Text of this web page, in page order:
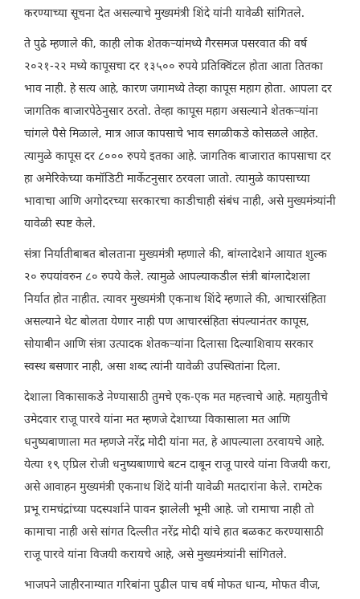
करण्याच्या सूचना देत असल्याचे मुख्यमंत्री शिंदे यांनी यावेळी सांगितले.
ते पुढे म्हणाले की, काही लोक शेतकऱ्यांमध्ये गैरसमज पसरवात की वर्ष
२०२१-२२ मध्ये कापूसचा दर १३५०० रुपये प्रतिक्विंटल होता आता तितका
भाव नाही. हे सत्य आहे, कारण जगामध्ये तेव्हा कापूस महाग होता. आपला दर
जागतिक बाजारपेठेनुसार ठरतो. तेव्हा कापूस महाग असल्याने शेतकऱ्यांना
चांगले पैसे मिळाले, मात्र आज कापसाचे भाव सगळीकडे कोसळले आहेत.
त्यामुळे कापूस दर ८००० रुपये इतका आहे. जागतिक बाजारात कापसाचा दर
हा अमेरिकेच्या कमॉडिटी मार्केटनुसार ठरवला जातो. त्यामुळे कापसाच्या
भावाचा आणि अगोदरच्या सरकारचा काडीचाही संबंध नाही, असे मुख्यमंत्र्यांनी
यावेळी स्पष्ट केले.
संत्रा निर्यातीबाबत बोलताना मुख्यमंत्री म्हणाले की, बांग्लादेशने आयात शुल्क
२० रुपयांवरुन ८० रुपये केले. त्यामुळे आपल्याकडील संत्री बांग्लादेशला
निर्यात होत नाहीत. त्यावर मुख्यमंत्री एकनाथ शिंदे म्हणाले की, आचारसंहिता
असल्याने थेट बोलता येणार नाही पण आचारसंहिता संपल्यानंतर कापूस,
सोयाबीन आणि संत्रा उत्पादक शेतकऱ्यांना दिलासा दिल्याशिवाय सरकार
स्वस्थ बसणार नाही, असा शब्द त्यांनी यावेळी उपस्थितांना दिला.
देशाला विकासाकडे नेण्यासाठी तुमचे एक-एक मत महत्त्वाचे आहे. महायुतीचे
उमेदवार राजू पारवे यांना मत म्हणजे देशाच्या विकासाला मत आणि
धनुष्यबाणाला मत म्हणजे नरेंद्र मोदी यांना मत, हे आपल्याला ठरवायचे आहे.
येत्या १९ एप्रिल रोजी धनुष्यबाणाचे बटन दाबून राजू पारवे यांना विजयी करा,
असे आवाहन मुख्यमंत्री एकनाथ शिंदे यांनी यावेळी मतदारांना केले. रामटेक
प्रभू रामचंद्रांच्या पदस्पर्शाने पावन झालेली भूमी आहे. जो रामाचा नाही तो
कामाचा नाही असे सांगत दिल्लीत नरेंद्र मोदी यांचे हात बळकट करण्यासाठी
राजू पारवे यांना विजयी करायचे आहे, असे मुख्यमंत्र्यांनी सांगितले.
भाजपने जाहीरनाम्यात गरिबांना पुढील पाच वर्ष मोफत धान्य, मोफत वीज,